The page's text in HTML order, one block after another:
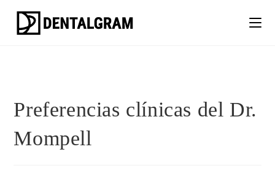
Preferencias clínicas del Dr.
Mompell